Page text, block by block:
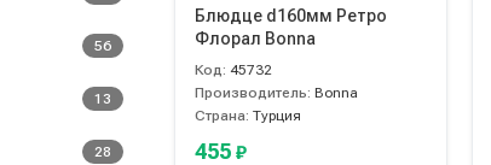
56
13
28
Блюдце d160мм Ретро
Флорал Bonna
Код: 45732
Производитель: Bonna
Страна: Турция
455 ₽